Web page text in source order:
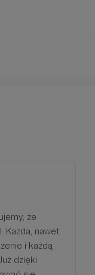
że
Każda, nawet
i każdą
dzięki